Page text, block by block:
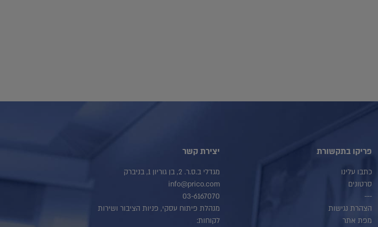
פריקו בתקשורת
כתבו עלינו
סרטונים
---
הצהרת נגישות
מפת אתר
יצירת קשר
מגדלי ב.ס.ר. 2, בן גוריון 1, בניברק
info@prico.com
03-6167070
מנהלת פיתוח עסקי, פניות הציבור ושירות
לקוחות: